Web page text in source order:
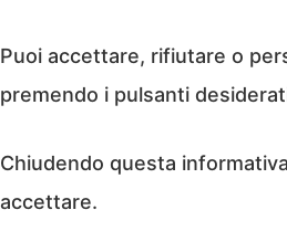
Puoi accettare, rifiutare o
premendo i pulsanti
Chiudendo questa
accettare.